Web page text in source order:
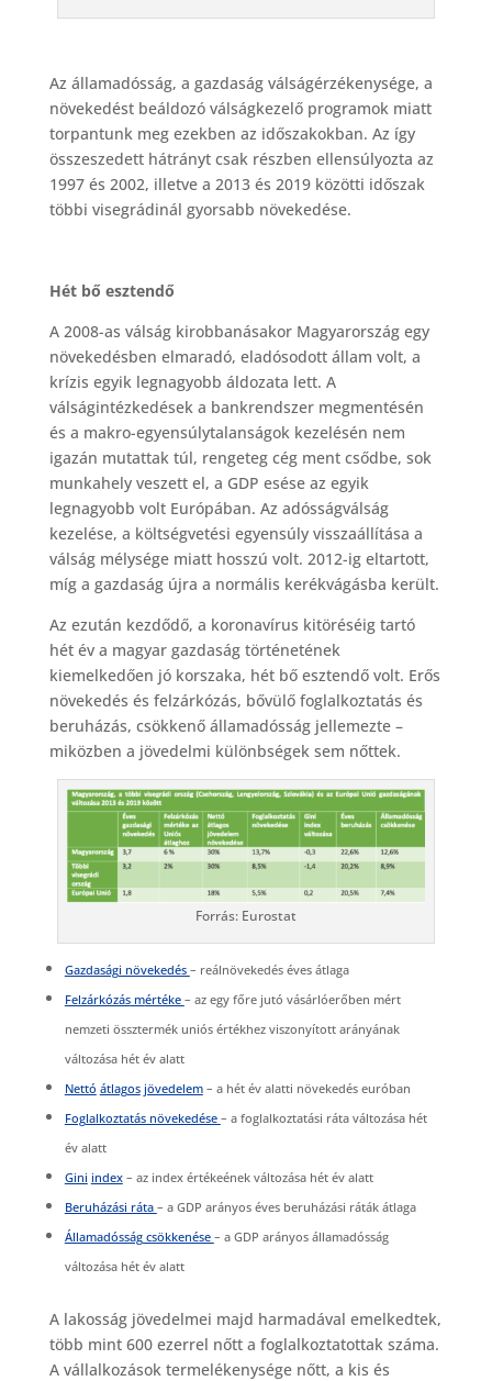
Az államadósság, a gazdaság válságérzékenysége, a
növekedést beáldozó válságkezelő programok miatt
torpantunk meg ezekben az időszakokban. Az így
összeszedett hátrányt csak részben ellensúlyozta az
1997 és 2002, illetve a 2013 és 2019 közötti időszak
többi visegrádinál gyorsabb növekedése.
Hét bő esztendő
A 2008-as válság kirobbanásakor Magyarország egy
növekedésben elmaradó, eladósodott állam volt, a
krízis egyik legnagyobb áldozata lett. A
válságintézkedések a bankrendszer megmentésén
és a makro-egyensúlytalanságok kezelésén nem
igazán mutattak túl, rengeteg cég ment csődbe, sok
munkahely veszett el, a GDP esése az egyik
legnagyobb volt Európában. Az adósságválság
kezelése, a költségvetési egyensúly visszaállítása a
válság mélysége miatt hosszú volt. 2012-ig eltartott,
míg a gazdaság újra a normális kerékvágásba került.
Az ezután kezdődő, a koronavírus kitöréséig tartó
hét év a magyar gazdaság történetének
kiemelkedően jó korszaka, hét bő esztendő volt. Erős
növekedés és felzárkózás, bővülő foglalkoztatás és
beruházás, csökkenő államadósság jellemezte –
miközben a jövedelmi különbségek sem nőttek.
Forrás: Eurostat
Gazdasági növekedés – reálnövekedés éves átlaga
Felzárkózásmértéke – az egy főre jutó vásárlóerőben mért
nemzeti össztermék uniós értékhez viszonyított arányának
változása hét év alatt
Nettó átlagos jövedelem– a hét év alatti növekedés euróban
Foglalkoztatás növekedése – a foglalkoztatási ráta változása hét
év alatt
Gini index– az index értékeének változása hét év alatt
Beruházási ráta – a GDP arányos éves beruházási ráták átlaga
Államadósság csökkenése – a GDP arányos államadósság
változása hét év alatt
A lakosság jövedelmei majd harmadával emelkedtek,
több mint 600 ezerrel nőtt a foglalkoztatottak száma.
A vállalkozások termelékenysége nőtt, a kis és